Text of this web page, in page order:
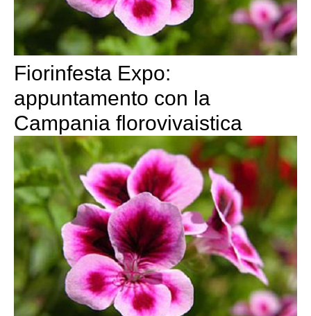
Fiorinfesta Expo:
appuntamento con la
Campania florovivaistica